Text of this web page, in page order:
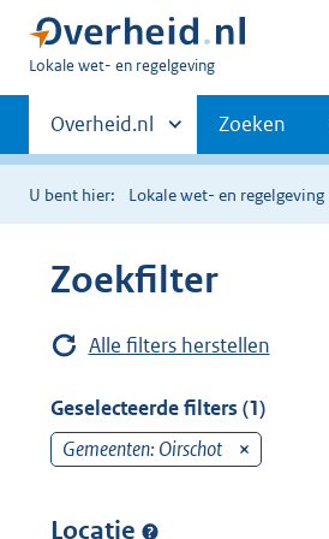
U
hier:
Lokale wet- en regelgeving
Primaire
navigatie
Andere
sites
binnen
Overheid.nl Zoeken
U bent hier: Lokale wet- en regelgeving
Zoekfilter
Alle filters herstellen
Geselecteerde filters (1)
Gemeenten: Oirschot
Locatie